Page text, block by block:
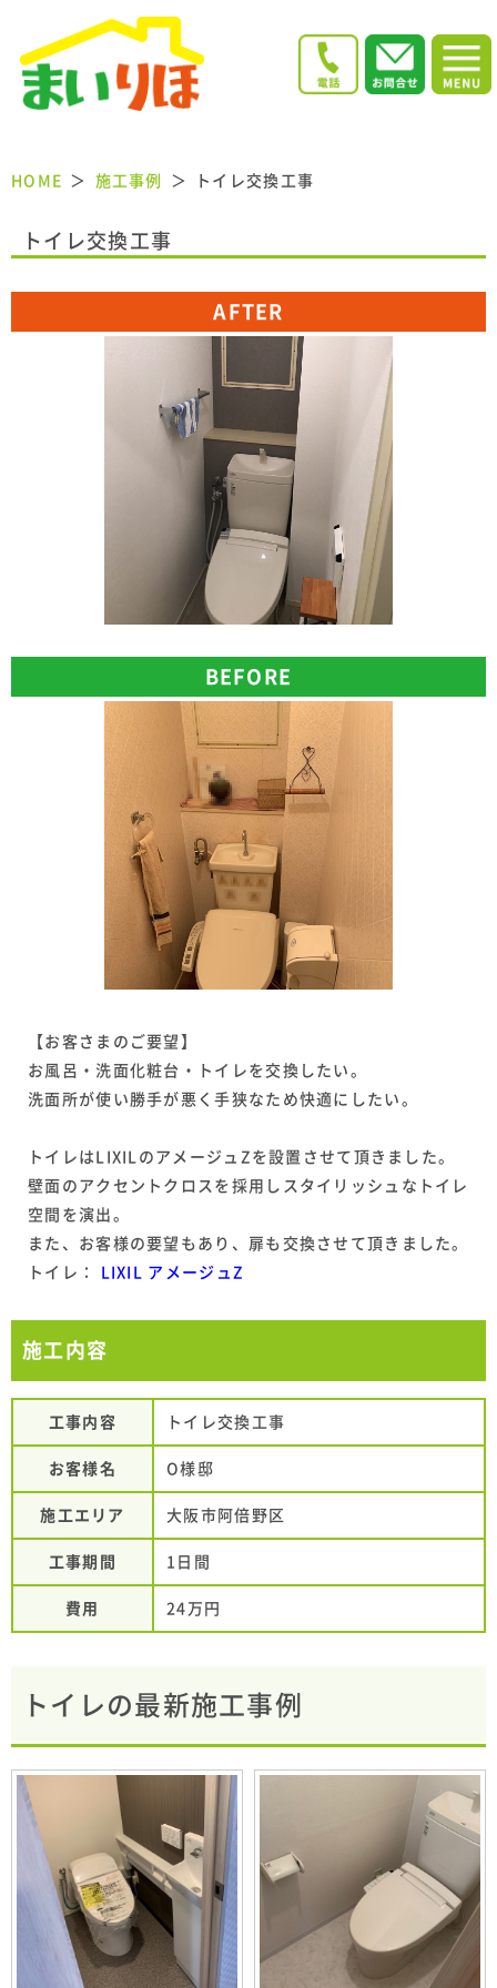
HOME 施工事例 トイレ交換工事
トイレ交換工事
AFTER
BEFORE
【お客さまのご要望】
お風呂・洗面化粧台・トイレを交換したい。
洗面所が使い勝手が悪く手狭なため快適にしたい。
トイレはLIXILのアメージュZを設置させて頂きました。
壁面のアクセントクロスを採用しスタイリッシュなトイレ
空間を演出。
また、お客様の要望もあり、扉も交換させて頂きました。
トイレ：
LIXIL アメージュZ
施工内容
工事内容 トイレ交換工事
お客様名 O様邸
施工エリア 大阪市阿倍野区
工事期間 1日間
費用 24万円
トイレの最新施工事例